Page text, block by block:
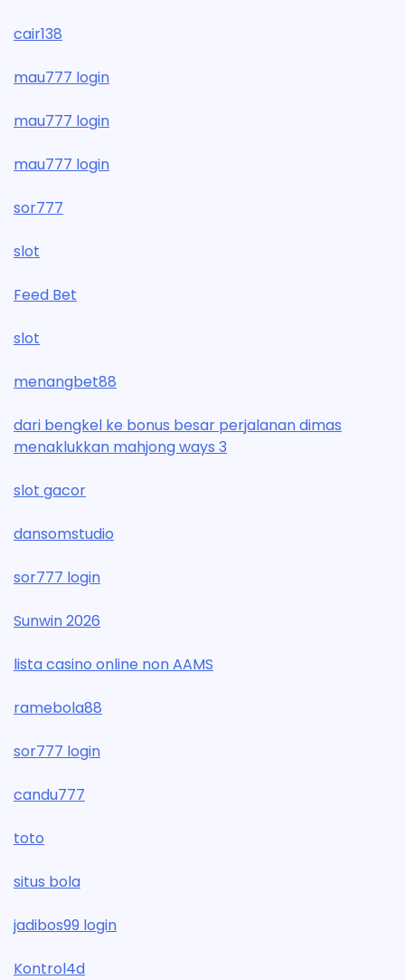
cair138
mau777 login
mau777 login
mau777 login
sor777
slot
Feed Bet
slot
menangbet88
dari bengkel ke bonus besar perjalanan dimas
menaklukkan mahjong ways 3
slot gacor
dansomstudio
sor777 login
Sunwin 2026
lista casino online non AAMS
ramebola88
sor777 login
candu777
toto
situs bola
jadibos99 login
Kontrol4d